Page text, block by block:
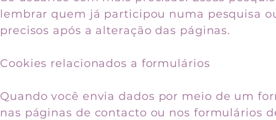
lembrar quem já participou numa pesquisa
precisos após a alteração das páginas.
Cookies relacionados a formulários
Quando você envia dados por meio de um
nas páginas de contacto ou nos formulários